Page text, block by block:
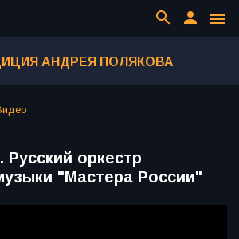
menu
person
search
АНДРЕЯ ПОЛЯКОВА
оркестр
"Мастера России"